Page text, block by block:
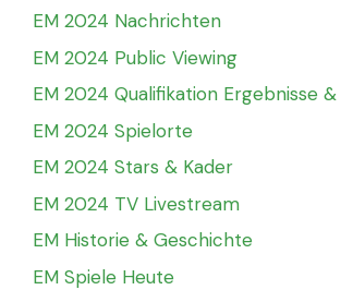
EM 2024 Nachrichten
EM 2024 Public Viewing
EM 2024 Qualifikation Ergebnisse
EM 2024 Spielorte
EM 2024 Stars & Kader
EM 2024 TV Livestream
EM Historie & Geschichte
EM Spiele Heute